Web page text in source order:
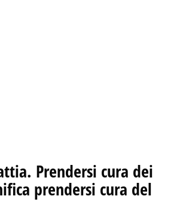
Prendersi cura dei
prendersi cura del